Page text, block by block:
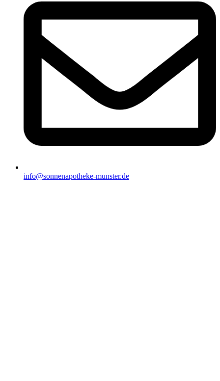
info@sonnenapotheke-munster.de